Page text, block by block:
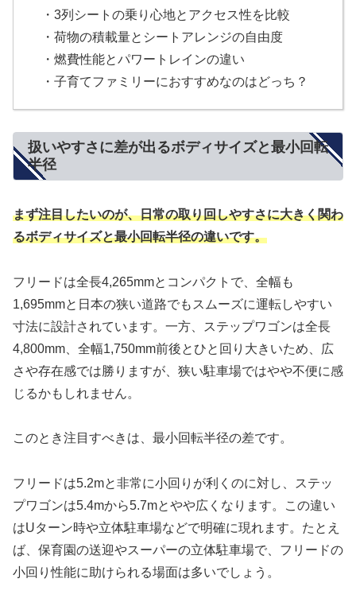
・3列シートの乗り心地とアクセス性を比較
・荷物の積載量とシートアレンジの自由度
・燃費性能とパワートレインの違い
・子育てファミリーにおすすめなのはどっち？
扱いやすさに差が出るボディサイズと最小回転
半径
まず注目したいのが、日常の取り回しやすさに大きく関わ
るボディサイズと最小回転半径の違いです。
フリードは全長4,265mmとコンパクトで、全幅も
1,695mmと日本の狭い道路でもスムーズに運転しやすい
寸法に設計されています。一方、ステップワゴンは全長
4,800mm、全幅1,750mm前後とひと回り大きいため、広
さや存在感では勝りますが、狭い駐車場ではやや不便に感
じるかもしれません。
このとき注目すべきは、最小回転半径の差です。
フリードは5.2mと非常に小回りが利くのに対し、ステッ
プワゴンは5.4mから5.7mとやや広くなります。この違い
はUターン時や立体駐車場などで明確に現れます。たとえ
ば、保育園の送迎やスーパーの立体駐車場で、フリードの
小回り性能に助けられる場面は多いでしょう。